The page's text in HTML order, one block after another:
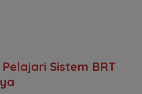
Pelajari Sistem BRT